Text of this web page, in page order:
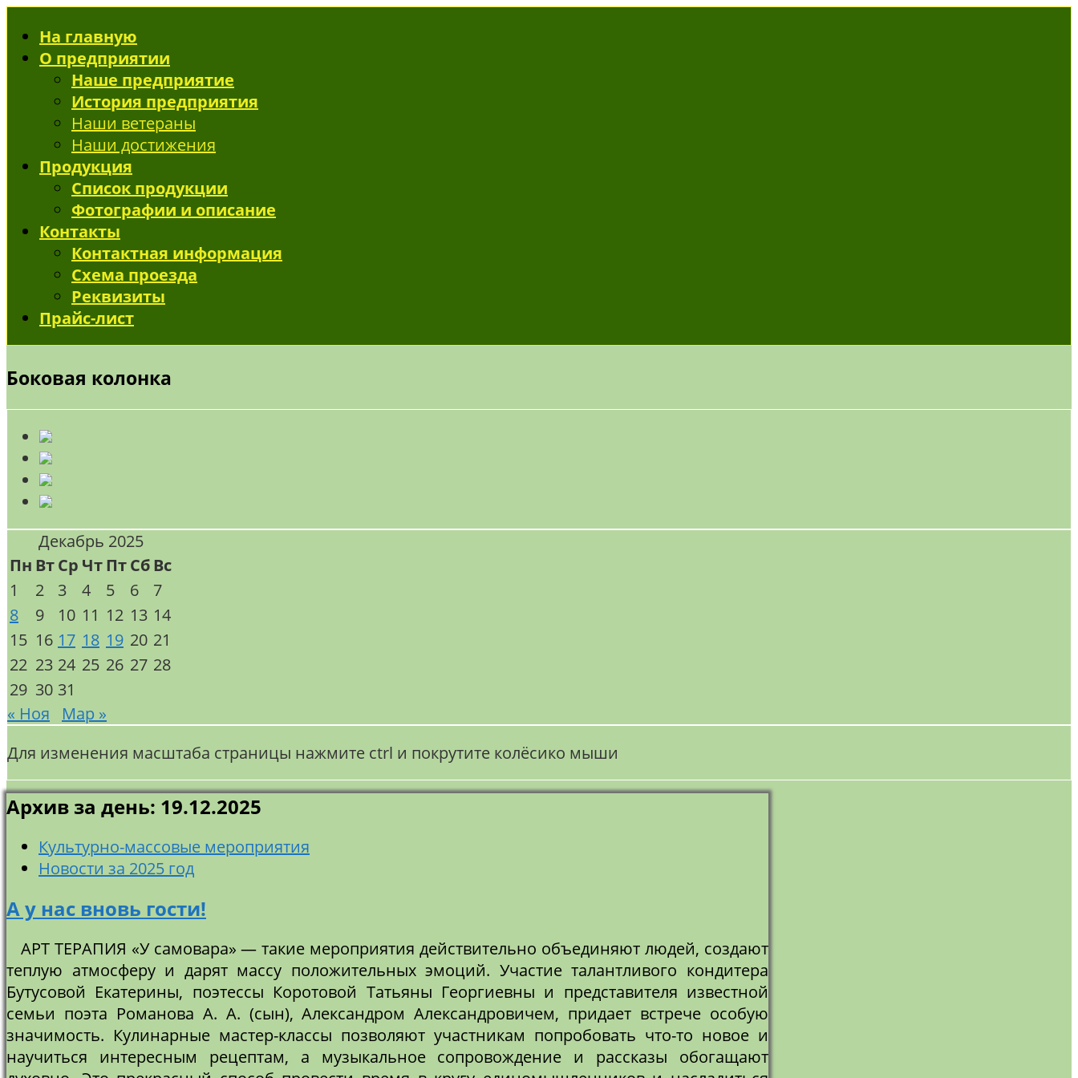
На главную
О предприятии
Наше предприятие
История предприятия
Наши ветераны
Наши достижения
Продукция
Список продукции
Фотографии и описание
Контакты
Контактная информация
Схема проезда
Реквизиты
Прайс-лист
Боковая колонка
Декабрь 2025
Пн ВтСр ЧтПтСбВс
1
2 3 4 5 6
7
8
9 10 11 12 13 14
15 16 17 18 19 20 21
22 23 24 25 26 27 28
29 30 31
« Ноя
Мар »
Для изменения масштаба страницы нажмите ctrl и покрутите колёсико мыши
Архив за день: 19.12.2025
Культурно-массовые мероприятия
Новости за 2025 год
А у нас вновь гости!
АРТ ТЕРАПИЯ «У самовара» — такие мероприятия действительно объединяют людей, создают
теплую атмосферу и дарят массу положительных эмоций. Участие талантливого кондитера
Бутусовой Екатерины, поэтессы Коротовой Татьяны Георгиевны и представителя известной
семьи поэта Романова А. А. (сын), Александром Александровичем, придает встрече особую
значимость. Кулинарные мастер-классы позволяют участникам попробовать что-то новое и
научиться интересным рецептам, а музыкальное сопровождение и рассказы обогащают